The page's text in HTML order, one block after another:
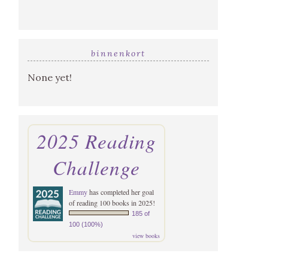
binnenkort
None yet!
2025 Reading
Challenge
Emmyhas completed her goal
of reading 100 books in 2025!
185 of
100 (100%)
view books